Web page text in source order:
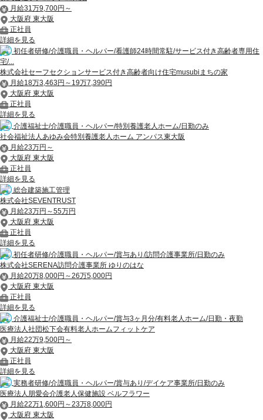
月給31万9,700円～
大阪府 東大阪
正社員
詳細を見る
初任者研修/介護職員・ヘルパー/看護師24時間常駐/サービス付き高齢者専用住
宅/...
株式会社セーフセクションサービス付き高齢者向け住宅musubiまちの家
月給18万3,463円～19万7,390円
大阪府 東大阪
正社員
詳細を見る
介護福祉士/介護職員・ヘルパー/特別養護老人ホーム/日勤のみ
社会福祉法人あゆみ会特別養護老人ホーム アンパス東大阪
月給23万円～
大阪府 東大阪
正社員
詳細を見る
総合建築施工管理
株式会社SEVENTRUST
月給23万円～55万円
大阪府 東大阪
正社員
詳細を見る
初任者研修/介護職員・ヘルパー/賞与あり/訪問介護事業所/日勤のみ
株式会社SERENA訪問介護事業所 ゆりのはな
月給20万8,000円～26万5,000円
大阪府 東大阪
正社員
詳細を見る
介護福祉士/介護職員・ヘルパー/賞与3ヶ月分/有料老人ホーム/日勤・夜勤
医療法人社団松下会有料老人ホームフィットケア
月給22万9,500円～
大阪府 東大阪
正社員
詳細を見る
実務者研修/介護職員・ヘルパー/賞与あり/デイケア事業所/日勤のみ
医療法人朋愛会介護老人保健施設 ベルフラワー
月給22万1,600円～23万8,000円
大阪府 東大阪